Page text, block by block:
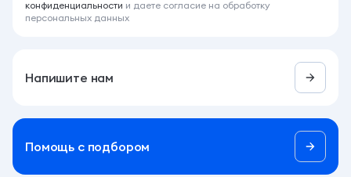
конфиденциальности и даете согласие на обработку
персональных данных
Напишите нам
Помощь c подбором